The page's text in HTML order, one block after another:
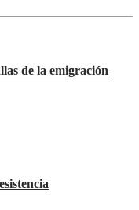
de la emigración